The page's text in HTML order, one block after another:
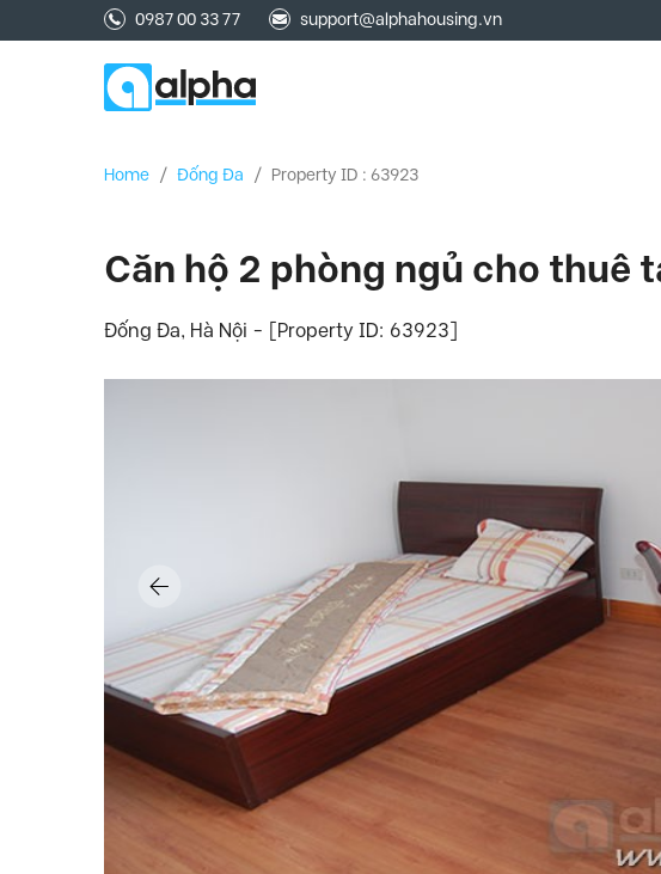
0987 00 33 77 support@alphahousing.vn
Home / Đống Đa / Property ID : 63923
Căn hộ 2 phòng ngủ cho thuê
Đống Đa, Hà Nội - [Property ID: 63923]